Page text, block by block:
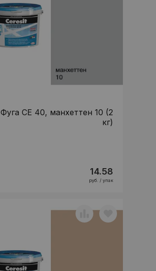
Фуга CE 40, манхеттен 10 (2
кг)
14.58
руб. / упак